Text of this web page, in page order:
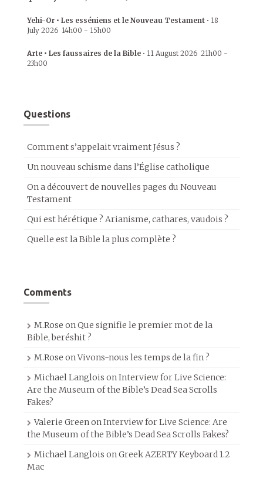
Yehi-Or • Les esséniens et le Nouveau Testament • 18
July 2026 14h00 - 15h00
Arte • Les faussaires de la Bible • 11 August 2026 21h00 -
23h00
Questions
Comment s’appelait vraiment Jésus ?
Un nouveau schisme dans l’Église catholique
On a découvert de nouvelles pages du Nouveau
Testament
Qui est hérétique ? Arianisme, cathares, vaudois ?
Quelle est la Bible la plus complète ?
Comments
M.Rose on Que signifie le premier mot de la
Bible, beréshit ?
M.Rose onVivons-nous les temps de la fin ?
Michael Langlois on Interview for Live Science:
Are the Museum of the Bible’s Dead Sea Scrolls
Fakes?
Valerie Green on Interview for Live Science: Are
the Museum of the Bible’s Dead Sea Scrolls Fakes?
Michael Langlois on Greek AZERTY Keyboard 1.2
Mac